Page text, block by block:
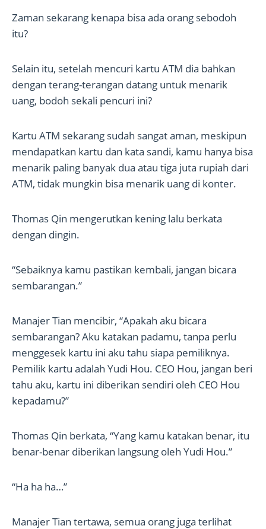
Zaman sekarang kenapa bisa ada orang sebodoh
itu?
Selain itu, setelah mencuri kartu ATM dia bahkan
dengan terang-terangan datang untuk menarik
uang, bodoh sekali pencuri ini?
Kartu ATM sekarang sudah sangat aman, meskipun
mendapatkan kartu dan kata sandi, kamu hanya bisa
menarik paling banyak dua atau tiga juta rupiah dari
ATM, tidak mungkin bisa menarik uang di konter.
Thomas Qin mengerutkan kening lalu berkata
dengan dingin.
“Sebaiknya kamu pastikan kembali, jangan bicara
sembarangan.”
Manajer Tian mencibir, “Apakah aku bicara
sembarangan? Aku katakan padamu, tanpa perlu
menggesek kartu ini aku tahu siapa pemiliknya.
Pemilik kartu adalah Yudi Hou. CEO Hou, jangan beri
tahu aku, kartu ini diberikan sendiri oleh CEO Hou
kepadamu?”
Thomas Qin berkata, “Yang kamu katakan benar, itu
benar-benar diberikan langsung oleh Yudi Hou.”
“Ha ha ha…”
Manajer Tian tertawa, semua orang juga terlihat